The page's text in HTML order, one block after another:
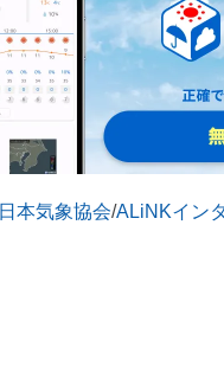
日本気象協会/ALiNKイン